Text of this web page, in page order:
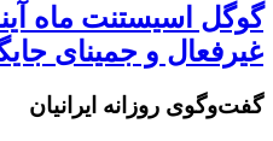
گوگل اسیستنت ماه
غیرفعال و جمینای
گفت‌وگوی روزانه ایرانیان